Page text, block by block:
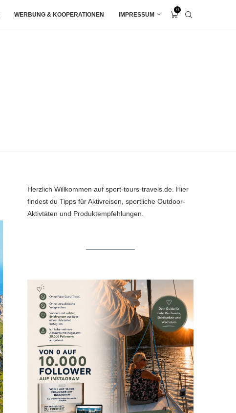
WERBUNG & KOOPERATIONEN IMPRESSUM
0
Herzlich Willkommen auf sport-tours-travels.de. Hier
findest du Tipps für Aktivreisen, sportliche Outdoor-
Aktivtäten und Produktempfehlungen.